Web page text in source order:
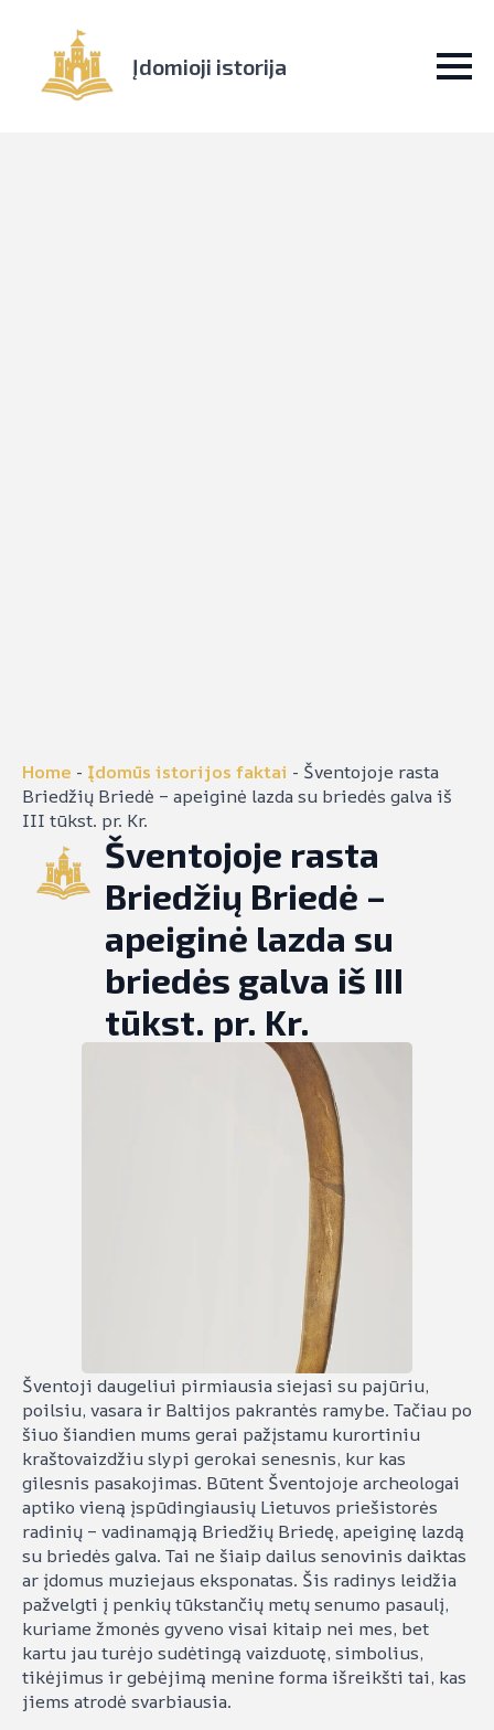
Įdomioji istorija
Home - Įdomūs istorijos faktai - Šventojoje rasta
Briedžių Briedė – apeiginė lazda su briedės galva iš
III tūkst. pr. Kr.
Šventojoje rasta
Briedžių Briedė –
apeiginė lazda su
briedės galva iš III
tūkst. pr. Kr.
Šventoji daugeliui pirmiausia siejasi su pajūriu,
poilsiu, vasara ir Baltijos pakrantės ramybe. Tačiau po
šiuo šiandien mums gerai pažįstamu kurortiniu
kraštovaizdžiu slypi gerokai senesnis, kur kas
gilesnis pasakojimas. Būtent Šventojoje archeologai
aptiko vieną įspūdingiausių Lietuvos priešistorės
radinių – vadinamąją Briedžių Briedę, apeiginę lazdą
su briedės galva. Tai ne šiaip dailus senovinis daiktas
ar įdomus muziejaus eksponatas. Šis radinys leidžia
pažvelgti į penkių tūkstančių metų senumo pasaulį,
kuriame žmonės gyveno visai kitaip nei mes, bet
kartu jau turėjo sudėtingą vaizduotę, simbolius,
tikėjimus ir gebėjimą menine forma išreikšti tai, kas
jiems atrodė svarbiausia.